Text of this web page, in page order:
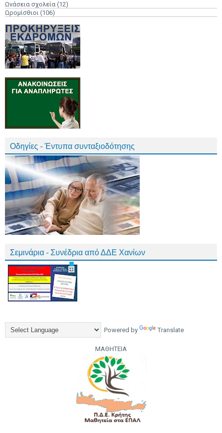
Ωνάσεια σχολεία (12)
Ωρομίσθιοι (106)
Οδηγίες - Έντυπα συνταξιοδότησης
Σεμινάρια - Συνέδρια από ΔΔΕ Χανίων
Powered by Translate
ΜΑΘΗΤΕΙΑ